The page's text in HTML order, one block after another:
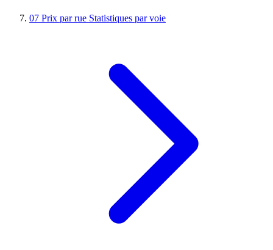
07 Prix par rue Statistiques par voie